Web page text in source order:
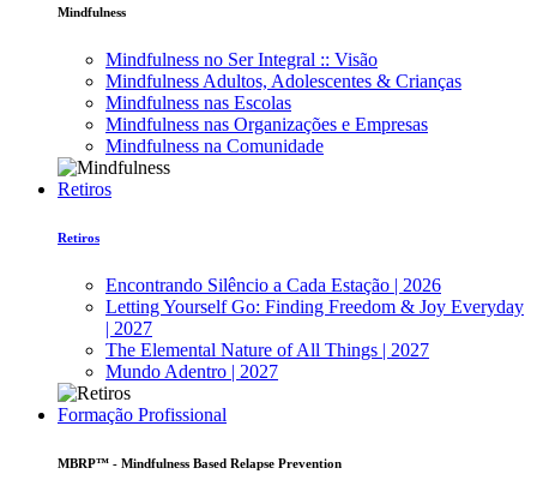
Mindfulness
Mindfulness no Ser Integral :: Visão
Mindfulness Adultos, Adolescentes & Crianças
Mindfulness nas Escolas
Mindfulness nas Organizações e Empresas
Mindfulness na Comunidade
Retiros
Retiros
Encontrando Silêncio a Cada Estação | 2026
Letting Yourself Go: Finding Freedom & Joy Everyday
| 2027
The Elemental Nature of All Things | 2027
Mundo Adentro | 2027
Formação Profissional
MBRP™ - Mindfulness Based Relapse Prevention